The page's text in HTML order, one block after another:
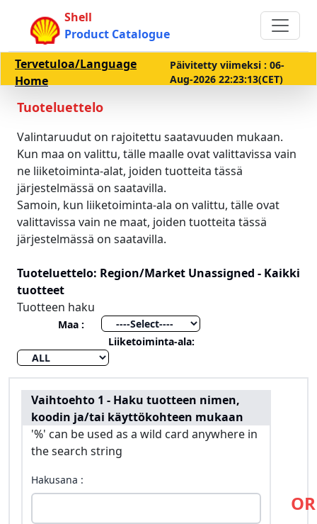
Shell
Product Catalogue
Tervetuloa/Language
Home
Päivitetty viimeksi : 06-
Aug-2026 22:23:13(CET)
Tuoteluettelo
Valintaruudut on rajoitettu saatavuuden mukaan.
Kun maa on valittu, tälle maalle ovat valittavissa vain
ne liiketoiminta-alat, joiden tuotteita tässä
järjestelmässä on saatavilla.
Samoin, kun liiketoiminta-ala on valittu, tälle ovat
valittavissa vain ne maat, joiden tuotteita tässä
järjestelmässä on saatavilla.
Tuoteluettelo: Region/Market Unassigned - Kaikki
tuotteet
Tuotteen haku
Maa :
Liiketoiminta-ala:
Vaihtoehto 1 - Haku tuotteen nimen,
koodin ja/tai käyttökohteen mukaan
'%' can be used as a wild card anywhere in
the search string
Hakusana :
OR